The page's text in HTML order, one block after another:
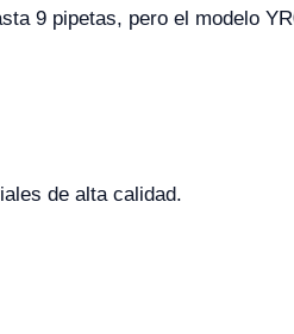
9 pipetas, pero el modelo
de alta calidad.